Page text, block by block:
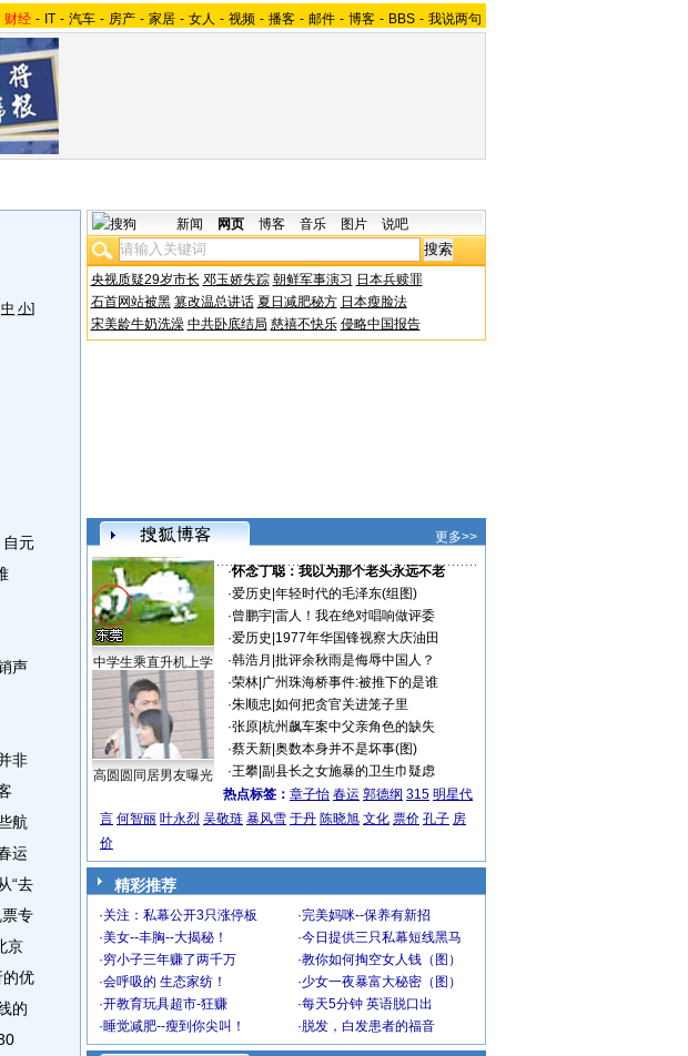
财经 - IT - 汽车 - 房产 - 家居 - 女人 - 视频 - 播客 - 邮件 - 博客 - BBS - 我说两句
中 小]
元
声
非
航
运
“去
专
京
的优
的
新闻 网页 博客 音乐 图片 说吧
央视质疑29岁市长 邓玉娇失踪 朝鲜军事演习 日本兵赎罪
石首网站被黑 篡改温总讲话 夏日减肥秘方 日本瘦脸法
宋美龄牛奶洗澡 中共卧底结局 慈禧不快乐 侵略中国报告
更多>>
中学生乘直升机上学
高圆圆同居男友曝光
·怀念丁聪：我以为那个老头永远不老
·爱历史 年轻时代的毛泽东(组图)
·曾鹏宇| 雷人！我在绝对唱响做评委
·爱历史 1977年华国锋视察大庆油田
·韩浩月 批评余秋雨是侮辱中国人？
·荣林| 广州珠海桥事件:被推下的是谁
·朱顺忠 如何把贪官关进笼子里
·张原| 杭州飙车案中父亲角色的缺失
·蔡天新| 奥数本身并不是坏事(图)
·王攀| 副县长之女施暴的卫生巾疑虑
热点标签： 章子怡 春运 郭德纲 315 明星代
言 何智丽 叶永烈 吴敬琏 暴风雪 于丹 陈晓旭 文化 票价 孔子 房
价
精彩推荐
·关注：私幕公开3只涨停板 ·完美妈咪--保养有新招
·美女--丰胸--大揭秘！ ·今日提供三只私幕短线黑马
·穷小子三年赚了两千万 ·教你如何掏空女人钱（图）
·会呼吸的 生态家纺！ ·少女一夜暴富大秘密（图）
·开教育玩具超市-狂赚 ·每天5分钟 英语脱口出
·睡觉减肥--瘦到你尖叫！ · 脱发，白发患者的福音